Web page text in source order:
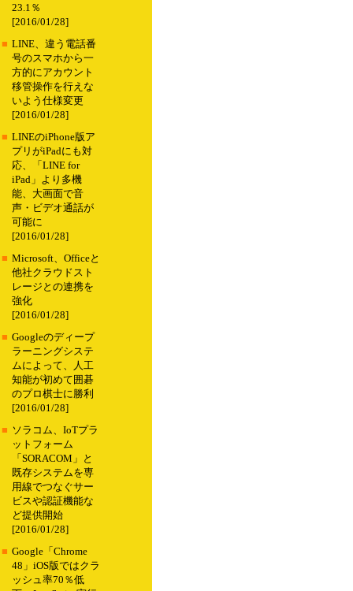
23.1％
[2016/01/28]
■ LINE、違う電話番
号のスマホから一
方的にアカウント
移管操作を行えな
いよう仕様変更
[2016/01/28]
■ LINEのiPhone版ア
プリがiPadにも対
応、「LINE for
iPad」より多機
能、大画面で音
声・ビデオ通話が
可能に
[2016/01/28]
■ Microsoft、Officeと
他社クラウドスト
レージとの連携を
強化
[2016/01/28]
■ Googleのディープ
ラーニングシステ
ムによって、人工
知能が初めて囲碁
のプロ棋士に勝利
[2016/01/28]
■ ソラコム、IoTプラ
ットフォーム
「SORACOM」と
既存システムを専
用線でつなぐサー
ビスや認証機能な
ど提供開始
[2016/01/28]
■ Google「Chrome
48」iOS版ではクラ
ッシュ率70％低